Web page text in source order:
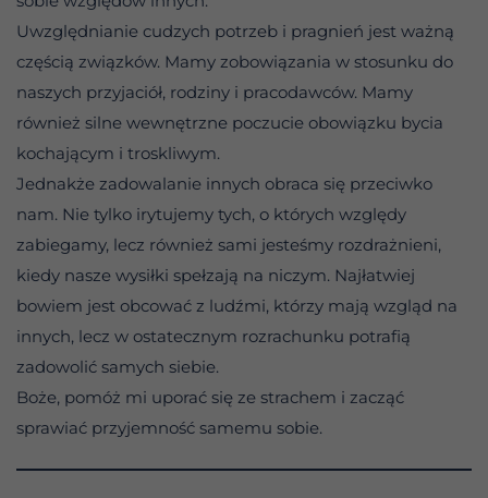
Uwzględnianie cudzych potrzeb i pragnień jest ważną
częścią związków. Mamy zobowiązania w stosunku do
naszych przyjaciół, rodziny i pracodawców. Mamy
również silne wewnętrzne poczucie obowiązku bycia
kochającym i troskliwym.
Jednakże zadowalanie innych obraca się przeciwko
nam. Nie tylko irytujemy tych, o których względy
zabiegamy, lecz również sami jesteśmy rozdrażnieni,
kiedy nasze wysiłki spełzają na niczym. Najłatwiej
bowiem jest obcować z ludźmi, którzy mają wzgląd na
innych, lecz w ostatecznym rozrachunku potrafią
zadowolić samych siebie.
Boże, pomóż mi uporać się ze strachem i zacząć
sprawiać przyjemność samemu sobie.